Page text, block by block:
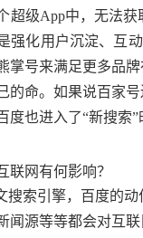
超级App中，无法
强化用户沉淀、互
掌号来满足更多品
的命。如果说百家
度也进入了“新搜索”
联网有何影响？
搜索引擎，百度的
闻源等等都会对互